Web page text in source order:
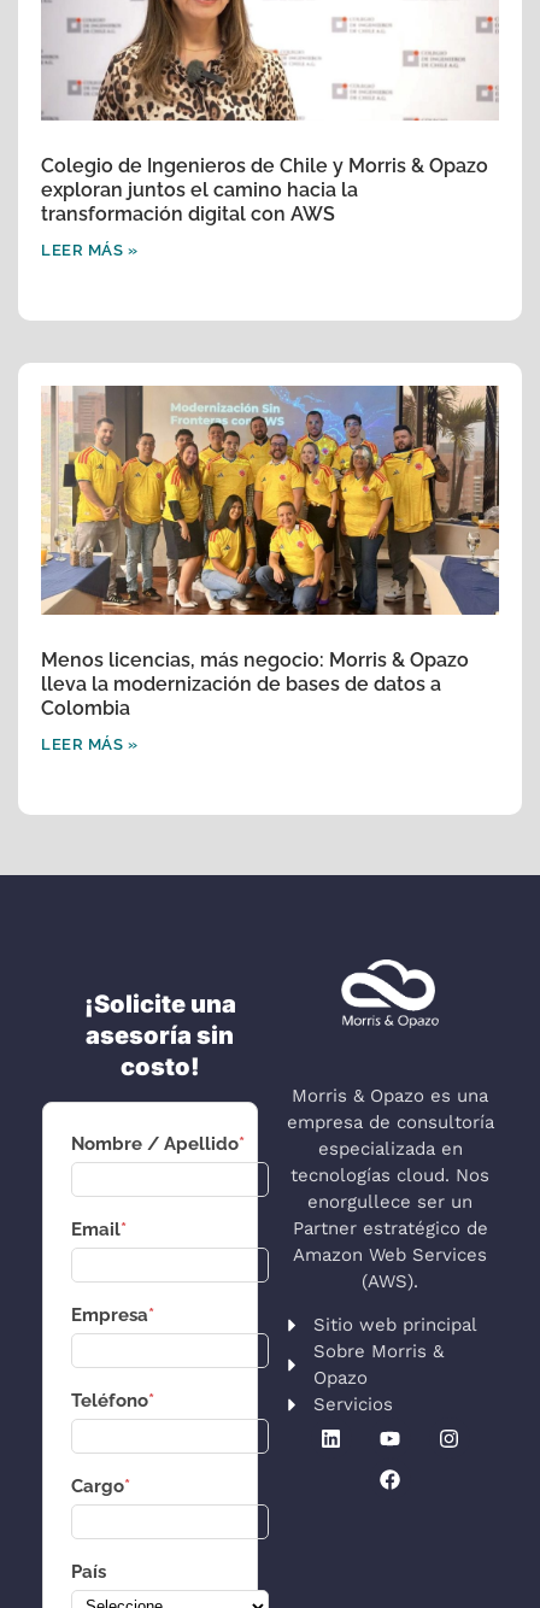
Colegio de Ingenieros de Chile y Morris & Opazo
exploran juntos el camino hacia la
transformación digital con AWS
LEER MÁS »
Menos licencias, más negocio: Morris & Opazo
lleva la modernización de bases de datos a
Colombia
LEER MÁS »
¡Solicite una
asesoría sin
costo!
Nombre / Apellido*
Email*
Empresa*
Teléfono*
Cargo*
País
Morris & Opazo es una
empresa de consultoría
especializada en
tecnologías cloud. Nos
enorgullece ser un
Partner estratégico de
Amazon Web Services
(AWS).
Sitio web principal
Sobre Morris &
Opazo
Servicios